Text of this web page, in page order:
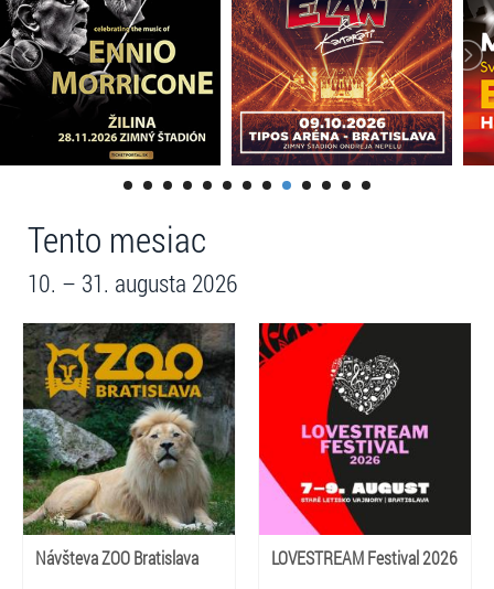
Tento mesiac
10. – 31. augusta 2026
Návšteva ZOO Bratislava LOVESTREAM Festival 2026